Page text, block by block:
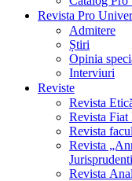
Revista Pro
Admitere
Știri
Opinia
Interviuri
Reviste
Revista
Revista Fiat
Revista
Revista
Revista